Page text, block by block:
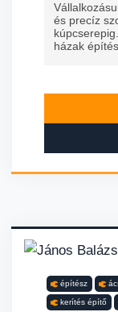
és precíz
házak
építész
kerítés építő